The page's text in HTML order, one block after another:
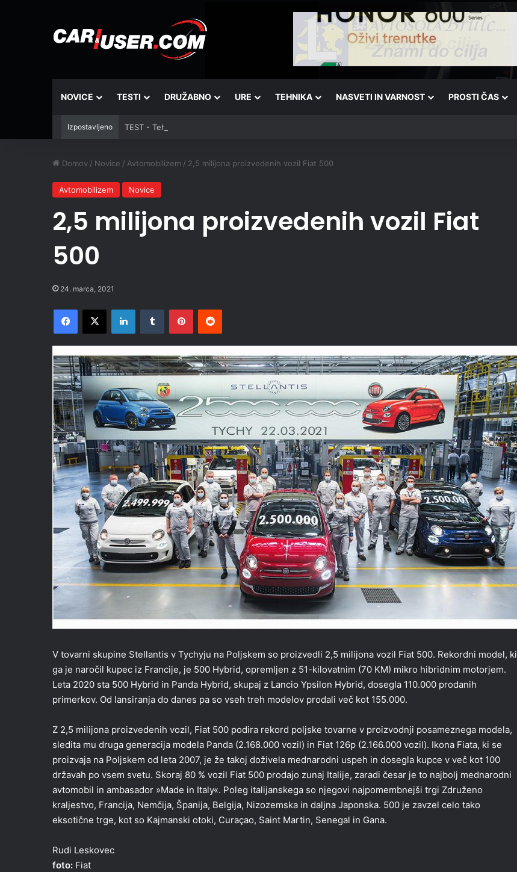
NOVICE TESTI DRUŽABNO URE TEHNIKA NASVETI IN VARNOST PROSTI ČAS
Izpostavljeno TEST - Tehnika: Vantrue JS3
Domov / Novice / Avtomobilizem / 2,5 milijona proizvedenih vozil Fiat 500
Avtomobilizem Novice
2,5 milijona proizvedenih vozil Fiat
500
24. marca, 2021
Facebook
X LinkedInTumblr PinterestReddit
V tovarni skupine Stellantis v Tychyju na Poljskem so proizvedli 2,5 milijona vozil Fiat 500. Rekordni model, ki
ga je naročil kupec iz Francije, je 500 Hybrid, opremljen z 51-kilovatnim (70 KM) mikro hibridnim motorjem.
Leta 2020 sta 500 Hybrid in Panda Hybrid, skupaj z Lancio Ypsilon Hybrid, dosegla 110.000 prodanih
primerkov. Od lansiranja do danes pa so vseh treh modelov prodali več kot 155.000.
Z 2,5 milijona proizvedenih vozil, Fiat 500 podira rekord poljske tovarne v proizvodnji posameznega modela,
sledita mu druga generacija modela Panda (2.168.000 vozil) in Fiat 126p (2.166.000 vozil). Ikona Fiata, ki se
proizvaja na Poljskem od leta 2007, je že takoj doživela mednarodni uspeh in dosegla kupce v več kot 100
državah po vsem svetu. Skoraj 80 % vozil Fiat 500 prodajo zunaj Italije, zaradi česar je to najbolj mednarodni
avtomobil in ambasador »Made in Italy«. Poleg italijanskega so njegovi najpomembnejši trgi Združeno
kraljestvo, Francija, Nemčija, Španija, Belgija, Nizozemska in daljna Japonska. 500 je zavzel celo tako
eksotične trge, kot so Kajmanski otoki, Curaçao, Saint Martin, Senegal in Gana.
Rudi Leskovec
foto: Fiat